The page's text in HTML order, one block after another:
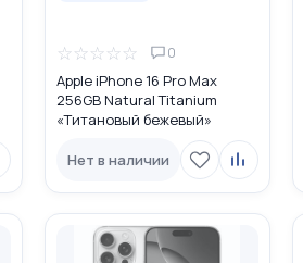
☆☆☆☆☆ 0
Apple iPhone 16 Pro Max
256GB Natural Titanium
«Tитановый бежевый»
MYW63LL/A USA DUAL eSIM
Нет в наличии